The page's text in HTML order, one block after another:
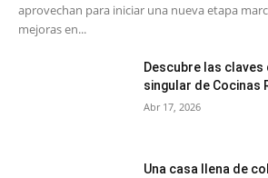
aprovechan para iniciar una nueva etapa
mejoras en...
Descubre las
singular de Cocinas
Abr 17, 2026
Una casa llena de